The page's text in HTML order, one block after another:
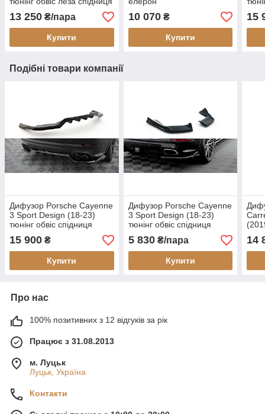
елерон (V1)
13 250 ₴/пара
Купити
10 070₴
Купити
15
Подібні товари компанії
Дифузор Porsche Cayenne
3 Sport Design (18-23)
тюнінг обвіс спідниця
15 900 ₴
Купити
Дифузор Porsche Cayenne
3 Sport Design (18-23)
тюнінг обвіс спідниця
5 830₴/пара
Купити
14
Про нас
100% позитивних з 12 відгуків за рік
Працює з 31.08.2013
м. Луцьк
Луцьк, Україна
Контакти